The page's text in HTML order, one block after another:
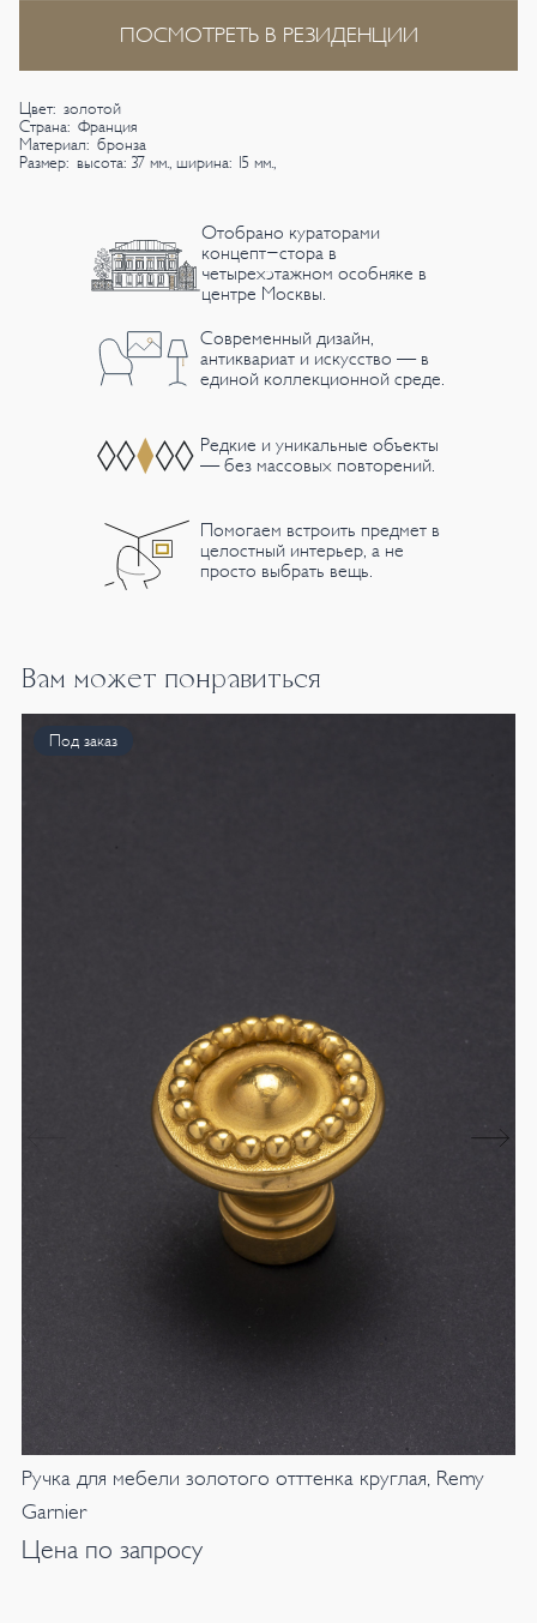
ПОСМОТРЕТЬ В РЕЗИДЕНЦИИ
Цвет: золотой
Страна: Франция
Материал: бронза
Размер: высота: 37 мм., ширина: 15 мм.,
Отобрано кураторами
концепт-стора в
четырехэтажном особняке в
центре Москвы.
Современный дизайн,
антиквариат и искусство — в
единой коллекционной среде.
Редкие и уникальные объекты
— без массовых повторений.
Помогаем встроить предмет в
целостный интерьер, а не
просто выбрать вещь.
Вам может понравиться
Под заказ
Ручка для мебели золотого отттенка круглая, Remy
Garnier
Цена по запросу